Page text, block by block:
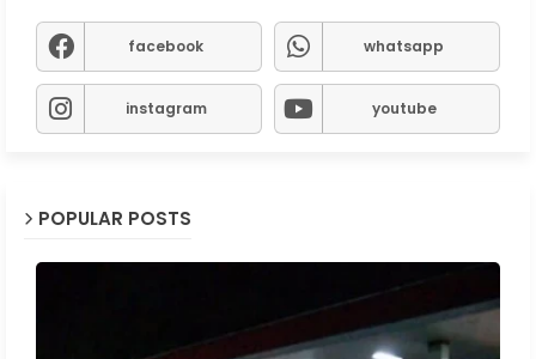
facebook whatsapp
instagram youtube
POPULAR POSTS